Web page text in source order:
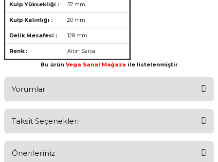
Kulp Yüksekliği : 37 mm
Kulp Kalınlığı : 20 mm
Delik Mesafesi : 128 mm
Renk :
Altın Sarısı
Bu ürün Vega Sanal Mağaza ile listelenmiştir
Yorumlar
Taksit Seçenekleri
Önerileriniz